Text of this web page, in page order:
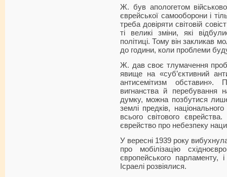
Ж. був апологетом
єврейської самооборони і
треба довіряти світовій
ті великі зміни, які
політиці. Тому він закликав
до години, коли проблеми
Ж. дав своє тлумачення
явище на «суб’єктивний
антисемітизм
вигнанства й перебування
думку, можна позбутися
землі предків,
всього світового
єврейство про небезпеку
У вересні 1939 року
про мобілізацію
європейського
Ісраелі розвіялися.